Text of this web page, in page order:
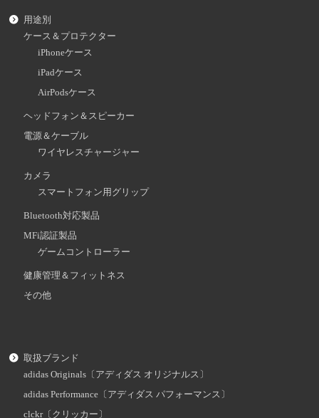
用途別
ケース＆プロテクター
iPhoneケース
iPadケース
AirPodsケース
ヘッドフォン＆スピーカー
電源＆ケーブル
ワイヤレスチャージャー
カメラ
スマートフォン用グリップ
Bluetooth対応製品
MFi認証製品
ゲームコントローラー
健康管理＆フィットネス
その他
取扱ブランド
adidas Originals〔アディダス オリジナルス〕
adidas Performance〔アディダス パフォーマンス〕
clckr〔クリッカー〕